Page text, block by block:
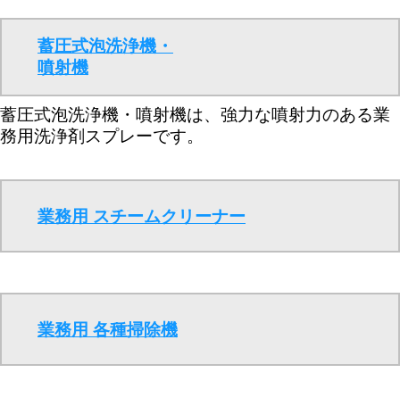
蓄圧式泡洗浄機・
噴射機
蓄圧式泡洗浄機・噴射機は、強力な噴射力のある業
務用洗浄剤スプレーです。
業務用 スチームクリーナー
業務用 各種掃除機